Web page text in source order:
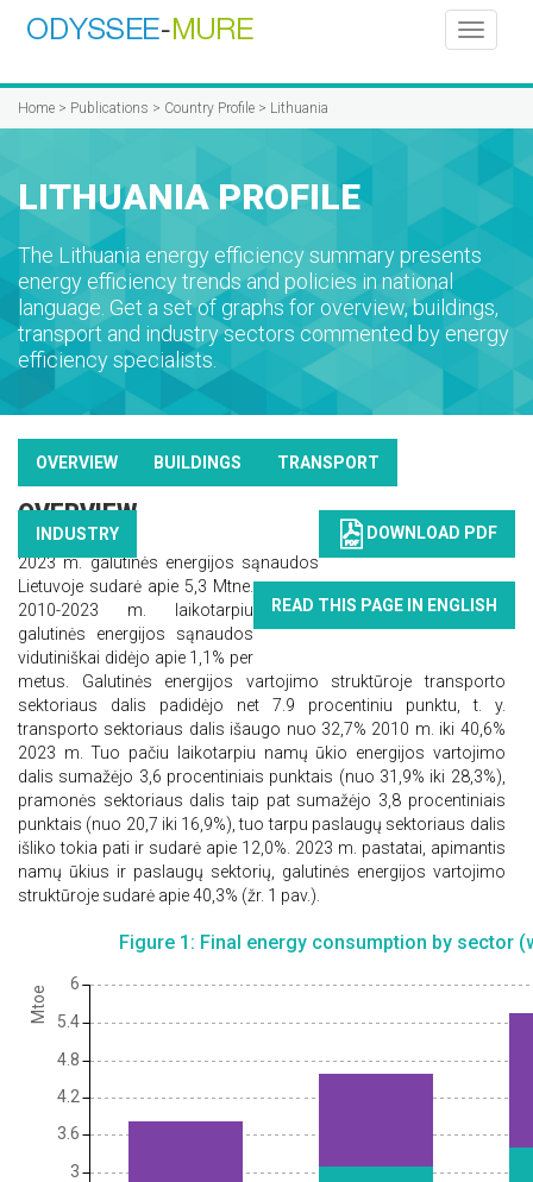
Toggle
Home > Publications > Country Profile > Lithuania
LITHUANIA PROFILE
The Lithuania energy efficiency summary presents
energy efficiency trends and policies in national
language. Get a set of graphs for overview, buildings,
transport and industry sectors commented by energy
efficiency specialists.
OVERVIEW BUILDINGS TRANSPORT
INDUSTRY DOWNLOAD PDF
READ THIS PAGE IN ENGLISH
OVERVIEW
2023 m. galutinės energijos sąnaudos
Lietuvoje sudarė apie 5,3 Mtne.
2010-2023 m. laikotarpiu
galutinės energijos sąnaudos
vidutiniškai didėjo apie 1,1% per
metus. Galutinės energijos vartojimo struktūroje transporto
sektoriaus dalis padidėjo net 7.9 procentiniu punktu, t. y.
transporto sektoriaus dalis išaugo nuo 32,7% 2010 m. iki 40,6%
2023 m. Tuo pačiu laikotarpiu namų ūkio energijos vartojimo
dalis sumažėjo 3,6 procentiniais punktais (nuo 31,9% iki 28,3%),
pramonės sektoriaus dalis taip pat sumažėjo 3,8 procentiniais
punktais (nuo 20,7 iki 16,9%), tuo tarpu paslaugų sektoriaus dalis
išliko tokia pati ir sudarė apie 12,0%. 2023 m. pastatai, apimantis
namų ūkius ir paslaugų sektorių, galutinės energijos vartojimo
struktūroje sudarė apie 40,3% (žr. 1 pav.).
Figure 1: Final energy consumption by sector
Mtoe
3
3.6
4.2
4.8
5.4
6